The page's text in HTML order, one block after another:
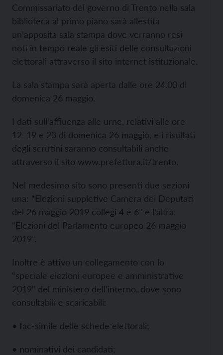
Commissariato del governo di Trento nella sala
biblioteca al primo piano sarà allestita
un’apposita sala stampa dove verranno resi
noti in tempo reale gli esiti delle consultazioni
elettorali attraverso il sito internet istituzionale.
La sala stampa sarà aperta dalle ore 24.00 di
domenica 26 maggio.
I dati sull’affluenza alle urne, relativi alle ore
12, 19 e 23 di domenica 26 maggio, e i risultati
degli scrutini saranno consultabili anche
attraverso il sito www.prefettura.it/trento.
Nel medesimo sito sono presenti due sezioni
una: “Elezioni suppletive Camera dei Deputati
del 26 maggio 2019 collegi 4 e 6” e l’altra:
“Elezioni del Parlamento europeo 26 maggio
2019”.
Inoltre è attivo un collegamento con lo
“speciale elezioni europee e amministrative
2019” del ministero dell’interno, dove sono
consultabili e scaricabili:
• fac-simile delle schede elettorali;
• nominativi dei candidati;